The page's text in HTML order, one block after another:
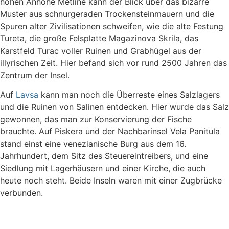
Muster aus schnurgeraden Trockensteinmauern und die
Spuren alter Zivilisationen schweifen, wie die alte Festung
Tureta, die große Felsplatte Magazinova Skrila, das
Karstfeld Turac voller Ruinen und Grabhügel aus der
illyrischen Zeit. Hier befand sich vor rund 2500 Jahren das
Zentrum der Insel.
Auf Lavsa kann man noch die Überreste eines Salzlagers
und die Ruinen von Salinen entdecken. Hier wurde das Salz
gewonnen, das man zur Konservierung der Fische
brauchte. Auf Piskera und der Nachbarinsel Vela Panitula
stand einst eine venezianische Burg aus dem 16.
Jahrhundert, dem Sitz des Steuereintreibers, und eine
Siedlung mit Lagerhäusern und einer Kirche, die auch
heute noch steht. Beide Inseln waren mit einer Zugbrücke
verbunden.